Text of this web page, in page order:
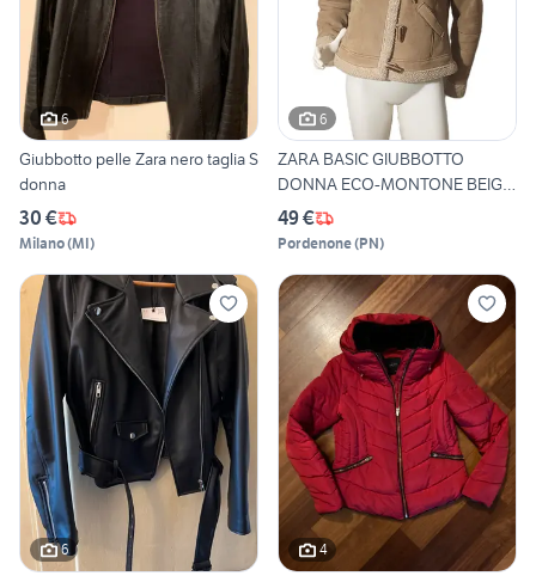
6
Giubbotto pelle Zara nero taglia S
donna
30 €
Milano(MI)
6
ZARA BASIC GIUBBOTTO
DONNA ECO-MONTONE BEIGE
L/XL
49 €
Pordenone(PN)
6 4